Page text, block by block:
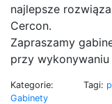
najlepsze
Cercon.
Zapraszamy
przy wykonywaniu
Kategorie:
Gabinety
Tagi: